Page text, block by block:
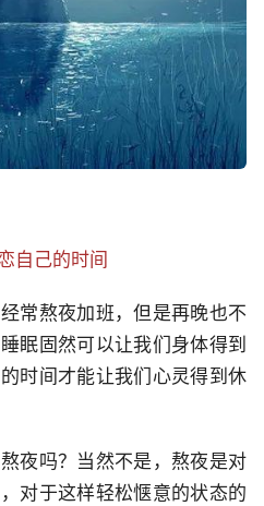
自己的时间
常熬夜加班，但是再晚也不
眠固然可以让我们身体得到
时间才能让我们心灵得到休
夜吗？当然不是，熬夜是对
对于这样轻松惬意的状态的